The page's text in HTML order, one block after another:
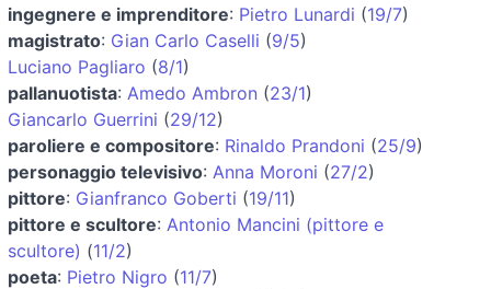
ingegnere e imprenditore: Pietro Lunardi (19/7)
magistrato: Gian Carlo Caselli (9/5)
Luciano Pagliaro (8/1)
pallanuotista: Amedo Ambron (23/1)
Giancarlo Guerrini (29/12)
paroliere e compositore: Rinaldo Prandoni (25/9)
personaggio televisivo: Anna Moroni (27/2)
pittore: Gianfranco Goberti (19/11)
pittore e scultore: Antonio Mancini (pittore e
scultore) (11/2)
poeta: Pietro Nigro (11/7)